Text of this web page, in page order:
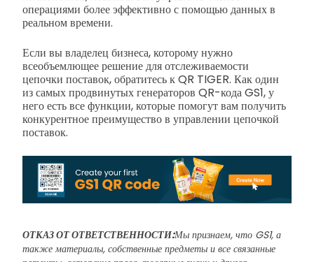
операциями более эффективно с помощью данных в
реальном времени.
Если вы владелец бизнеса, которому нужно
всеобъемлющее решение для отслеживаемости
цепочки поставок, обратитесь к QR TIGER. Как один
из самых продвинутых генераторов QR-кода GS1, у
него есть все функции, которые помогут вам получить
конкурентное преимущество в управлении цепочкой
поставок.
ОТКАЗ ОТ ОТВЕТСТВЕННОСТИ:Мы признаем, что GS1, а
также материалы, собственные предметы и все связанные